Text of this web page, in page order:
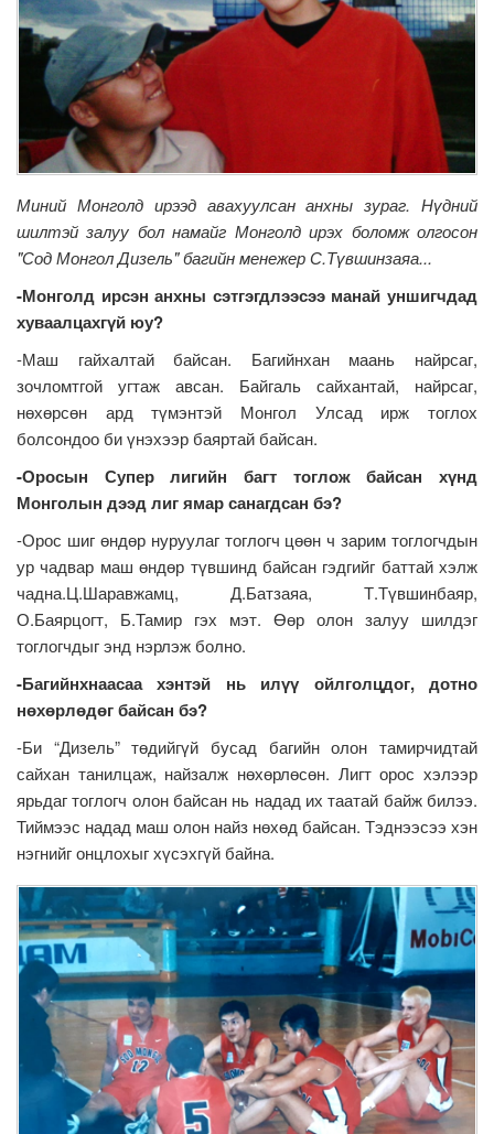
Миний Монголд ирээд авахуулсан анхны зураг. Нүдний
шилтэй залуу бол намайг Монголд ирэх боломж олгосон
"Сод Монгол Дизель" багийн менежер С.Түвшинзаяа...
-Монголд ирсэн анхны сэтгэгдлээсээ манай уншигчдад
хуваалцахгүй юу?
-Маш гайхалтай байсан. Багийнхан маань найрсаг,
зочломтгой угтаж авсан. Байгаль сайхантай, найрсаг,
нөхөрсөн ард түмэнтэй Монгол Улсад ирж тоглох
болсондоо би үнэхээр баяртай байсан.
-Оросын Супер лигийн багт тоглож байсан хүнд
Монголын дээд лиг ямар санагдсан бэ?
-Орос шиг өндөр нуруулаг тоглогч цөөн ч зарим тоглогчдын
ур чадвар маш өндөр түвшинд байсан гэдгийг баттай хэлж
чадна.Ц.Шаравжамц, Д.Батзаяа, Т.Түвшинбаяр,
О.Баярцогт, Б.Тамир гэх мэт. Өөр олон залуу шилдэг
тоглогчдыг энд нэрлэж болно.
-Багийнхнаасаа хэнтэй нь илүү ойлголцдог, дотно
нөхөрлөдөг байсан бэ?
-Би “Дизель” төдийгүй бусад багийн олон тамирчидтай
сайхан танилцаж, найзалж нөхөрлөсөн. Лигт орос хэлээр
ярьдаг тоглогч олон байсан нь надад их таатай байж билээ.
Тиймээс надад маш олон найз нөхөд байсан. Тэднээсээ хэн
нэгнийг онцлохыг хүсэхгүй байна.